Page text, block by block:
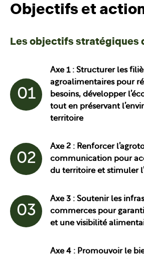
Objectifs et
Les objectifs stratégiques
01
Axe 1 : Structurer les
agroalimentaires pour
besoins, développer
tout en préservant
territoire
02
Axe 2 : Renforcer
communication pour
du territoire et stimuler
03
Axe 3 : Soutenir les
commerces pour
et une visibilité
Axe 4 : Promouvoir le